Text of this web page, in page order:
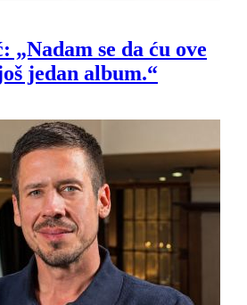
„Nadam se da ću ove
jedan album.“